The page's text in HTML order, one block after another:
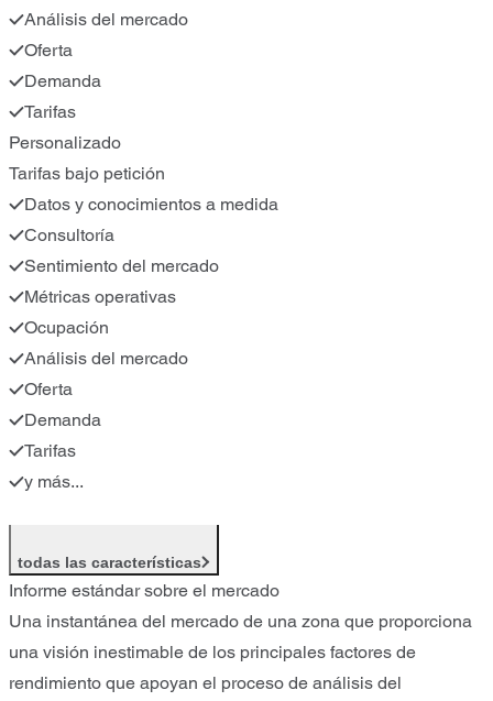
Análisis del mercado
Oferta
Demanda
Tarifas
Personalizado
Tarifas bajo petición
Datos y conocimientos a medida
Consultoría
Sentimiento del mercado
Métricas operativas
Ocupación
Análisis del mercado
Oferta
Demanda
Tarifas
y más...
todas las características
Informe estándar sobre el mercado
Una instantánea del mercado de una zona que proporciona
una visión inestimable de los principales factores de
rendimiento que apoyan el proceso de análisis del